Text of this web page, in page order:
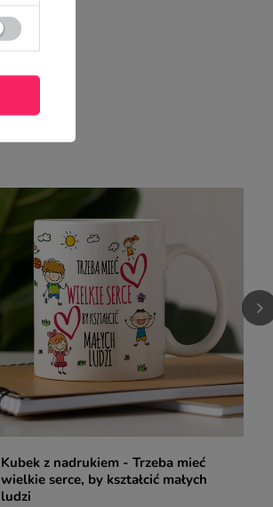
Kubek z nadrukiem - Trzeba mieć
wielkie serce, by kształcić małych
ludzi